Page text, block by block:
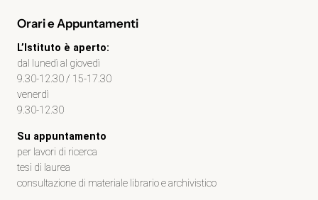
Orari e Appuntamenti
L’Istituto è aperto:
dal lunedì al giovedì
9.30-12.30 / 15-17.30
venerdì
9.30-12.30
Su appuntamento
per lavori di ricerca
tesi di laurea
consultazione di materiale librario e archivistico